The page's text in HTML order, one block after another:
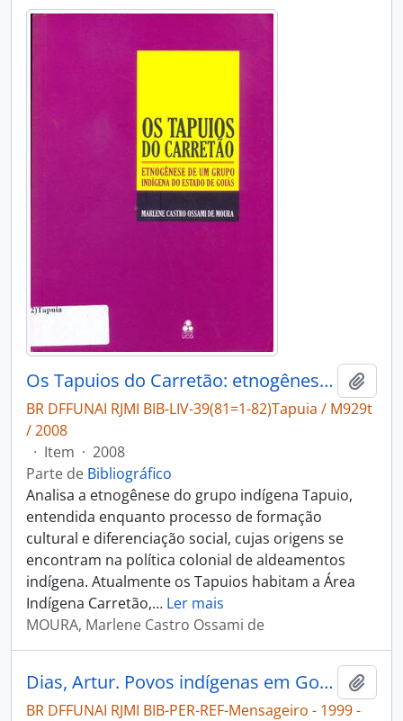
Os Tapuios do Carretão: etnogênese de um grupo indígena do Estado de Goiás.
BR DFFUNAI RJMI BIB-LIV-39(81=1-82)Tapuia / M929t
/ 2008
· Item · 2008
Parte de Bibliográfico
Analisa a etnogênese do grupo indígena Tapuio,
entendida enquanto processo de formação
cultural e diferenciação social, cujas origens se
encontram na política colonial de aldeamentos
indígena. Atualmente os Tapuios habitam a Área
Indígena Carretão,… Ler mais
MOURA, Marlene Castro Ossami de
Dias, Artur. Povos indígenas em Goiás e Tocantins [Mensageiro]
BR DFFUNAI RJMI BIB-PER-REF-Mensageiro - 1999 -